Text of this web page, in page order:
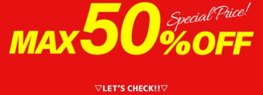
愛い おしゃれ